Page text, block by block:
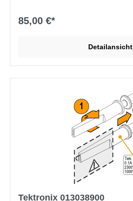
85,00 €*
Detailansicht
Tektronix 013038900